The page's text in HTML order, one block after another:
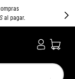
al pagar.